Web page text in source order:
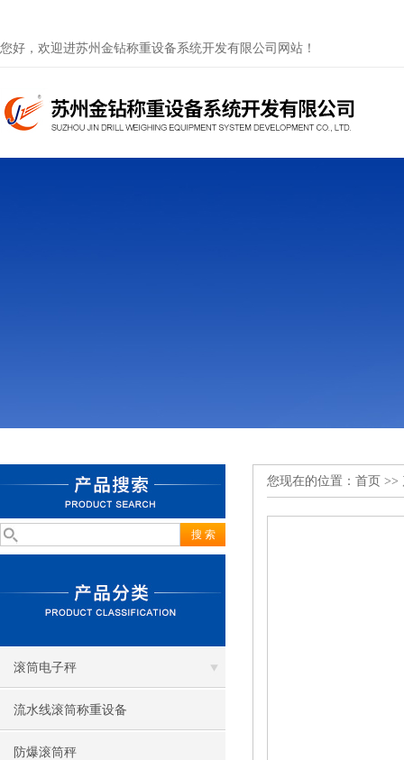
您好，欢迎进苏州金钻称重设备系统开发有限公司网站！
滚筒电子秤
流水线滚筒称重设备
防爆滚筒秤
您现在的位置： 首页 >>